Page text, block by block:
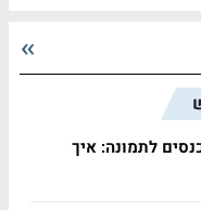
לתמונה: איך